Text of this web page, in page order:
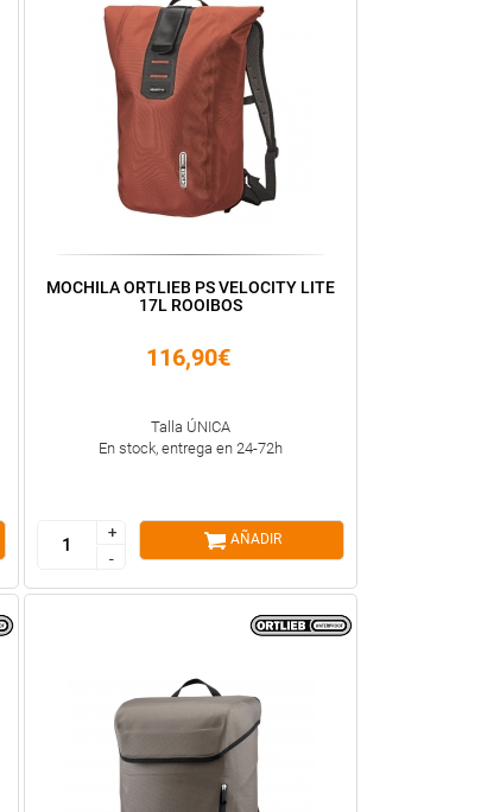
MOCHILA ORTLIEB PS VELOCITY LITE
17L ROOIBOS
116,90€
Talla ÚNICA
En stock, entrega en 24-72h
+
-
+
-
AÑADIR